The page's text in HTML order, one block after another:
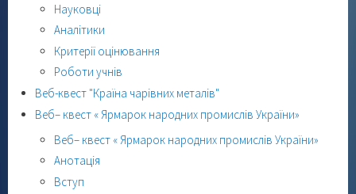
Науковці
Аналітики
Критерії оцінювання
Роботи учнів
Веб-квест "Країна чарівних металів"
Веб– квест « Ярмарок народних промислів України»
Веб– квест « Ярмарок народних промислів України»
Анотація
Вступ